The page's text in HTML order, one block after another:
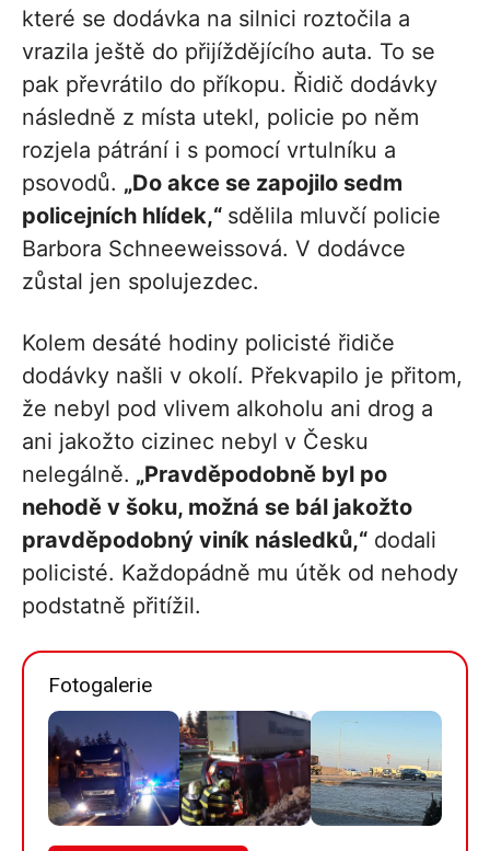
které se dodávka na silnici roztočila a
vrazila ještě do přijíždějícího auta. To se
pak převrátilo do příkopu. Řidič dodávky
následně z místa utekl, policie po něm
rozjela pátrání i s pomocí vrtulníku a
psovodů. „Do akce se zapojilo sedm
policejních hlídek,“ sdělila mluvčí policie
Barbora Schneeweissová. V dodávce
zůstal jen spolujezdec.
Kolem desáté hodiny policisté řidiče
dodávky našli v okolí. Překvapilo je přitom,
že nebyl pod vlivem alkoholu ani drog a
ani jakožto cizinec nebyl v Česku
nelegálně. „Pravděpodobně byl po
nehodě v šoku, možná se bál jakožto
pravděpodobný viník následků,“ dodali
policisté. Každopádně mu útěk od nehody
podstatně přitížil.
Fotogalerie